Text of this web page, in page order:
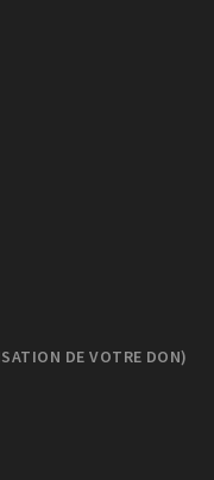
DE VOTRE DON)